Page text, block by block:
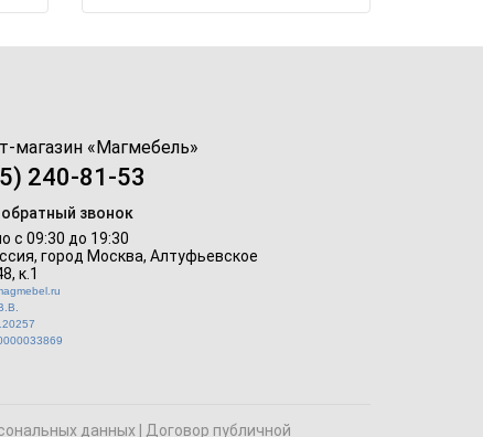
магазин «Магмебель»
240-81-53
звонок
с 09:30 до 19:30
город Москва, Алтуфьевское
к.1
данных Договор публичной